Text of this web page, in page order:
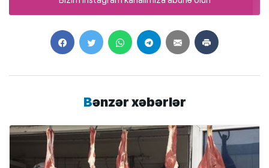
Bənzər xəbərlər